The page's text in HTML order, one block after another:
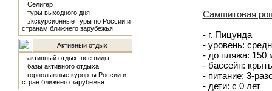
Селигер
туры выходного дня
экскурсионные туры по России и
странам ближнего зарубежья
Активный отдых
активный отдых, все виды
базы активного отдыха
горнолыжные курорты России и
стран ближнего зарубежья
Самшитовая
- г. Пицунда
- уровень:
- до пляжа: 150
- бассейн:
- питание: 3-
- дети: с 0 лет